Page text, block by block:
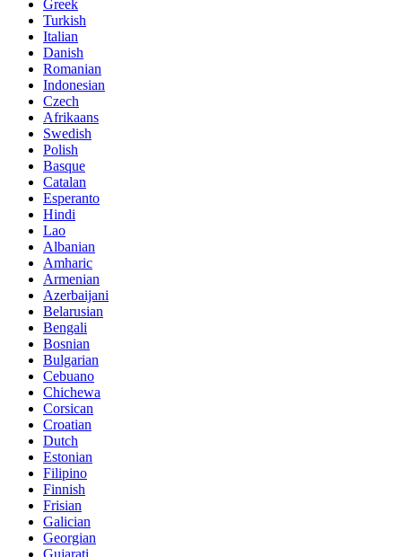
Greek
Turkish
Italian
Danish
Romanian
Indonesian
Czech
Afrikaans
Swedish
Polish
Basque
Catalan
Esperanto
Hindi
Lao
Albanian
Amharic
Armenian
Azerbaijani
Belarusian
Bengali
Bosnian
Bulgarian
Cebuano
Chichewa
Corsican
Croatian
Dutch
Estonian
Filipino
Finnish
Frisian
Galician
Georgian
Gujarati